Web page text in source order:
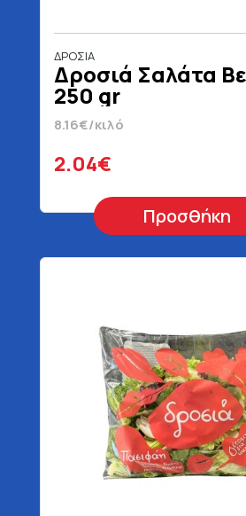
ΔΡΟΣΙΑ
Δροσιά Σαλάτα
250 gr
8.16€/κιλό
2.04€
Προσθήκη